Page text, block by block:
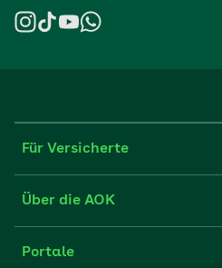
Für Versicherte
Formulare und Anträge
Über die AOK
Struktur & Verwaltung
Portale